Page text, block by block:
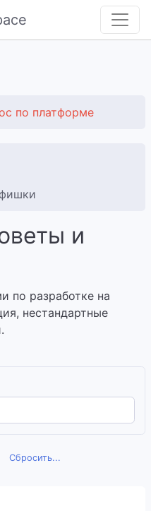
по платформе
и
по разработке на
нестандартные
Сбросить...